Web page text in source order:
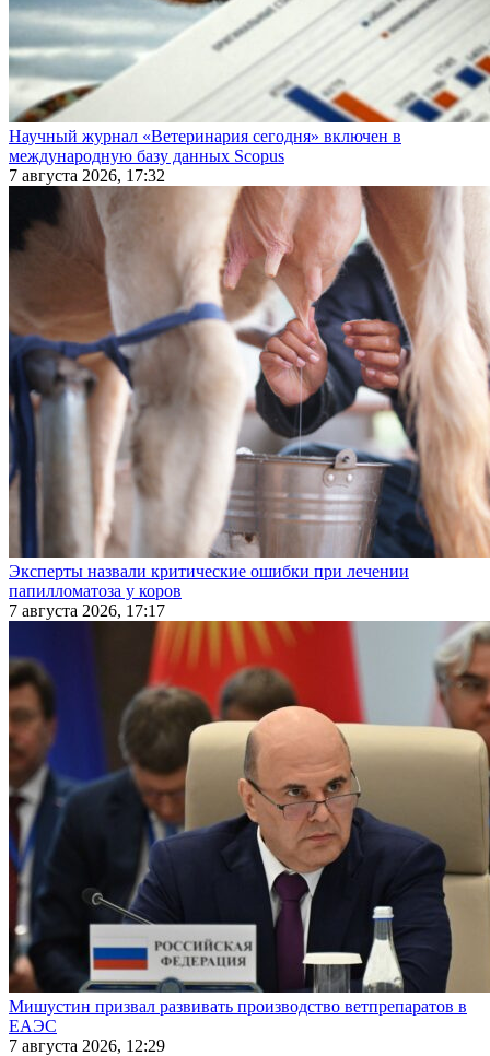
Научный журнал «Ветеринария сегодня» включен в
международную базу данных Scopus
7 августа 2026, 17:32
Эксперты назвали критические ошибки при лечении
папилломатоза у коров
7 августа 2026, 17:17
Мишустин призвал развивать производство ветпрепаратов в
ЕАЭС
7 августа 2026, 12:29